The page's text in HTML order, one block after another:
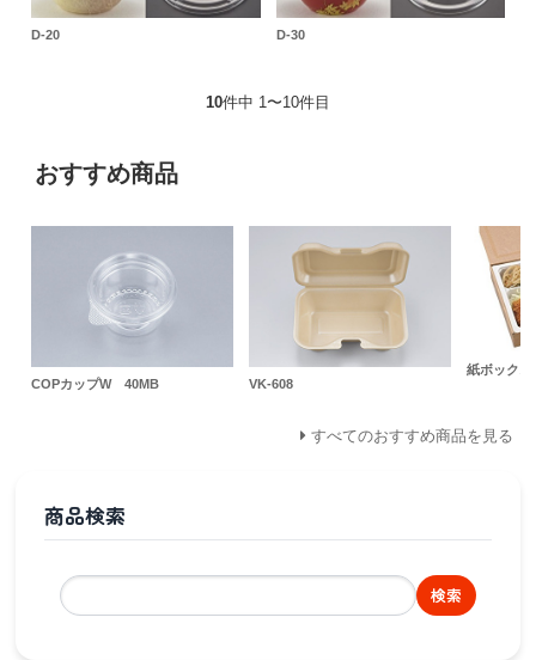
D-20 D-30
10件中 1〜10件目
おすすめ商品
COPカップW 40MB VK-608
紙ボック
すべてのおすすめ商品を見る
商品検索
検索